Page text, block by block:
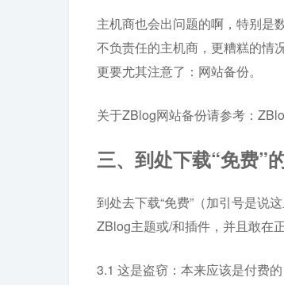
主机商也会出问题的啊，特别是
不负责任的主机商，更糟糕的情
更要尤其注意了：网站备份。
关于ZBlog网站备份请参考：
三、到处下载“免费”
到处去下载“免费”（加引号是说
ZBlog主题或/和插件，并且敢在
3.1 这是盗窃：本来应该是付费